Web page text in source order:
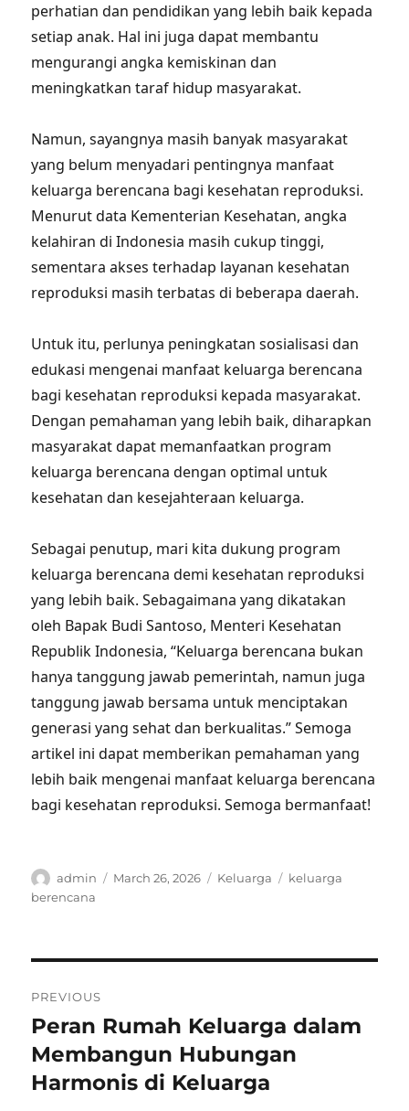
perhatian dan pendidikan yang lebih baik kepada
setiap anak. Hal ini juga dapat membantu
mengurangi angka kemiskinan dan
meningkatkan taraf hidup masyarakat.
Namun, sayangnya masih banyak masyarakat
yang belum menyadari pentingnya manfaat
keluarga berencana bagi kesehatan reproduksi.
Menurut data Kementerian Kesehatan, angka
kelahiran di Indonesia masih cukup tinggi,
sementara akses terhadap layanan kesehatan
reproduksi masih terbatas di beberapa daerah.
Untuk itu, perlunya peningkatan sosialisasi dan
edukasi mengenai manfaat keluarga berencana
bagi kesehatan reproduksi kepada masyarakat.
Dengan pemahaman yang lebih baik, diharapkan
masyarakat dapat memanfaatkan program
keluarga berencana dengan optimal untuk
kesehatan dan kesejahteraan keluarga.
Sebagai penutup, mari kita dukung program
keluarga berencana demi kesehatan reproduksi
yang lebih baik. Sebagaimana yang dikatakan
oleh Bapak Budi Santoso, Menteri Kesehatan
Republik Indonesia, “Keluarga berencana bukan
hanya tanggung jawab pemerintah, namun juga
tanggung jawab bersama untuk menciptakan
generasi yang sehat dan berkualitas.” Semoga
artikel ini dapat memberikan pemahaman yang
lebih baik mengenai manfaat keluarga berencana
bagi kesehatan reproduksi. Semoga bermanfaat!
Author
admin
Posted
March 26, 2026 Categories
Keluarga Tags
keluarga
berencana
navigation
PREVIOUS
Previous
post:
Peran Rumah Keluarga dalam
Membangun Hubungan
Harmonis di Keluarga